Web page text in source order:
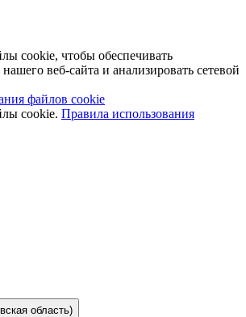
cookie, чтобы обеспечивать
веб-сайта и анализировать сетевой
файлов cookie
cookie. Правила использования
область)